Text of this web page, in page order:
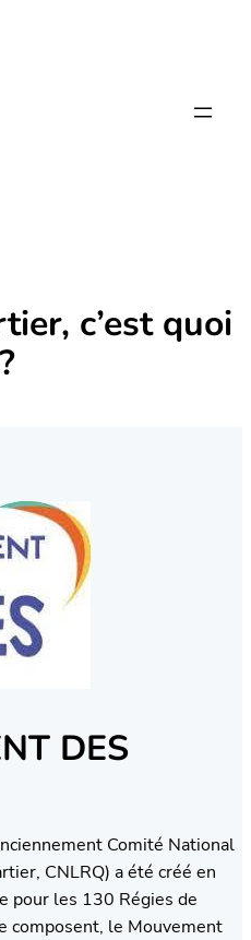
c’est quoi
?
DES
Comité National
CNLRQ) a été créé en
pour les 130 Régies de
composent, le Mouvement